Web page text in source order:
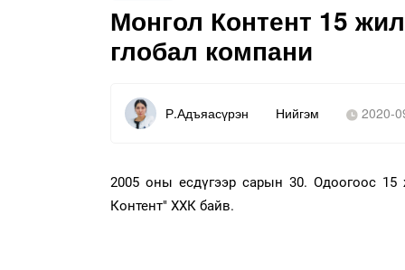
Монгол Контент 15
глобал компани
Р.Адъяасүрэн Нийгэм 2020-
2005 оны есдүгээр сарын 30. Одоогоос
Контент" ХХК байв.